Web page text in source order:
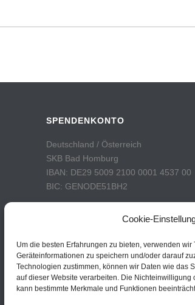
Cookie-
Um die besten Erfahrungen zu bieten, verwenden
Geräteinformationen zu speichern und/oder darauf
Technologien zustimmen, können wir Daten wie das
auf dieser Website verarbeiten. Die Nichteinwilligung
kann bestimmte Merkmale und Funktionen
SPENDENKONTO
Deutschland / Österreich
SKB Bad Homburg
IBAN: DE29 5009 2100 0001 4537 00
BIC: GENODE51BH2
Konto: 60-742493-7
IBAN: CH31 0900 0000 6074 2493 7
BIC: POFICHBEXXX